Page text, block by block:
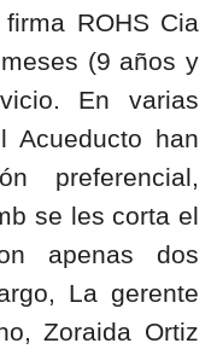
ROHS Cia
(9 años y
En varias
Acueducto han
preferencial,
se les corta el
apenas dos
La gerente
Zoraida Ortiz